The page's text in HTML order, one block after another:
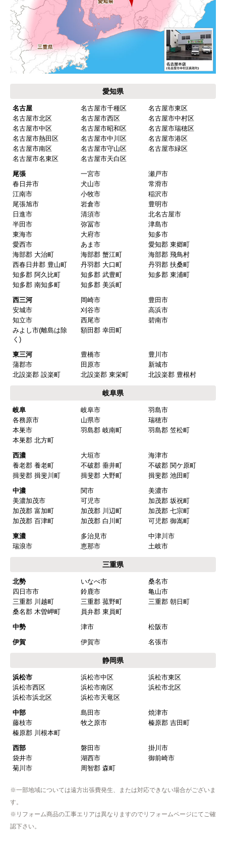
【注文からどのくらいで届きましたか？】
工事日を自分から発注の2週間先にしていたので、
遅れることもなく予定通りに工事前に到着。
【その他感想・コメント】
保証書に添付する工事店の証明もきちんと対応し
次に何か交換タイミングが来たら、一番の候補先
業者さんです。
ピングーヒサコさん
2025年10月30日 14:53
欲しい商品をスムーズに注文できましたか？
ショップからの連絡や対応は適切でしたか？
予定の期日までに商品が届きましたか？
商品の梱包は必要十分なものでしたか？
はい
【注文商品】換気扇・レンジフー
【このショップを選んだ理由は？】
た
【注文からどのくらいで届きましたか？】
【その他感想・コメント】
マークレさん
2025年10月10日 21:04
欲しい商品をスムーズに注文できましたか？
ショップからの連絡や対応は適切でしたか？
予定の期日までに商品が届きましたか？
はい
商品の梱包は必要十分なものでしたか？
【注文商品】浄水器・整水器 【注文時
期】2025年07月頃（モバイルから）
【このショップを選んだ理由は？】
近隣で安く、評判が良かったため
【注文からどのくらいで届きましたか？】
取付工事の数日前に調整して届けてくれた
作業をされた方はスムーズで親切でした
愛知県
名古屋 名古屋市千種区
名古屋市東区
名古屋市北区
名古屋市西区
名古屋市中村区
名古屋市中区
名古屋市昭和区
名古屋市瑞穂区
名古屋市熱田区
名古屋市中川区
名古屋市港区
名古屋市南区
名古屋市守山区
名古屋市緑区
名古屋市名東区
名古屋市天白区
尾張
一宮市
瀬戸市
春日井市
犬山市
常滑市
江南市
小牧市
稲沢市
尾張旭市
岩倉市
豊明市
日進市
清須市
北名古屋市
半田市
弥冨市
津島市
東海市
大府市
知多市
愛西市
あま市
愛知郡 東郷町
海部郡 大治町
海部郡 蟹江町
海部郡 飛鳥村
西春日井郡 豊山町
丹羽郡 大口町
丹羽郡 扶桑町
知多郡 阿久比町
知多郡 武豊町
知多郡 東浦町
知多郡 南知多町
知多郡 美浜町
西三河
岡崎市
豊田市
安城市
刈谷市
高浜市
知立市
西尾市
碧南市
みよし市(離島は除
く)
額田郡 幸田町
東三河 豊橋市
豊川市
蒲郡市
田原市
新城市
北設楽郡 設楽町
北設楽郡 東栄町 北設楽郡 豊根村
岐阜県
岐阜 岐阜市
羽島市
各務原市
山県市
瑞穂市
本巣市
羽島郡 岐南町
羽島郡 笠松町
本巣郡 北方町
西濃
大垣市
海津市
養老郡 養老町
不破郡 垂井町
不破郡 関ケ原町
揖斐郡 揖斐川町
揖斐郡 大野町
揖斐郡 池田町
中濃
関市
美濃市
美濃加茂市
可児市
加茂郡 坂祝町
加茂郡 富加町
加茂郡 川辺町
加茂郡 七宗町
加茂郡 百津町
加茂郡 白川町
可児郡 御嵩町
東濃
多治見市
中津川市
瑞浪市
恵那市 土岐市
三重県
北勢 いなべ市
桑名市
四日市市
鈴鹿市
亀山市
三重郡 川越町
三重郡 菰野町
三重郡 朝日町
桑名郡 木曽岬町
員弁郡 東員町
中勢
津市
松阪市
伊賀
伊賀市 名張市
静岡県
浜松市 浜松市中区
浜松市東区
浜松市西区
浜松市南区
浜松市北区
浜松市浜北区
浜松市天竜区
中部
島田市
焼津市
藤枝市
牧之原市
榛原郡 吉田町
榛原郡 川根本町
西部
磐田市
掛川市
袋井市
湖西市
御前崎市
菊川市
周智郡 森町
※一部地域については遠方出張費発生、または対応できない場合がございま
す。
※リフォーム商品の工事エリアは異なりますのでリフォームページにてご確
認下さい。